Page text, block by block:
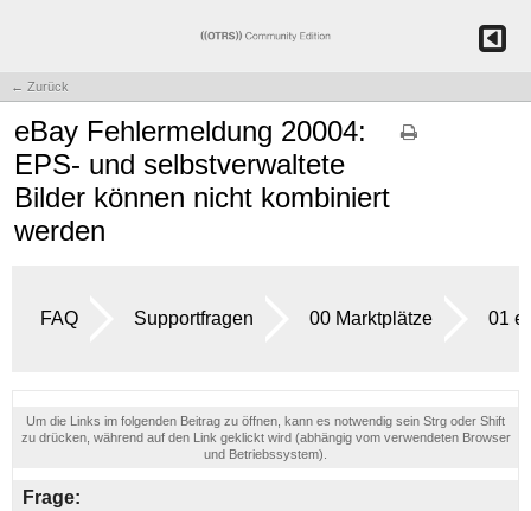
← Zurück
eBay Fehlermeldung 20004:
EPS- und selbstverwaltete
Bilder können nicht kombiniert
werden
FAQ Supportfragen 00 Marktplätze 01
Um die Links im folgenden Beitrag zu öffnen, kann es notwendig sein Strg oder Shift
zu drücken, während auf den Link geklickt wird (abhängig vom verwendeten Browser
und Betriebssystem).
Frage: